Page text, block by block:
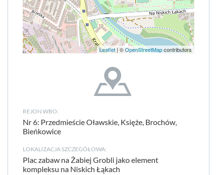
Leaflet | ©OpenStreetMapcontributors
REJON WBO:
Nr 6: Przedmieście Oławskie, Księże, Brochów,
Bieńkowice
LOKALIZACJA SZCZEGÓŁOWA:
Plac zabaw na Żabiej Grobli jako element
kompleksu na Niskich Łąkach